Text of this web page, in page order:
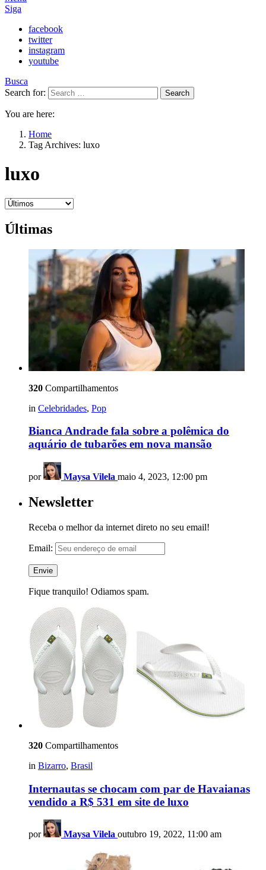
Siga
facebook
twitter
instagram
youtube
Busca
Search for:
Search
You are here:
Home
Tag Archives: luxo
luxo
Últimas
320 Compartilhamentos
in Celebridades, Pop
Bianca Andrade fala sobre a polêmica do
aquário de tubarões em nova mansão
por Maysa Vilela maio 4, 2023, 12:00 pm
Newsletter
Receba o melhor da internet direto no seu email!
Email:
Fique tranquilo! Odiamos spam.
320 Compartilhamentos
in Bizarro, Brasil
Internautas se chocam com par de Havaianas
vendido a R$ 531 em site de luxo
por Maysa Vilela outubro 19, 2022, 11:00 am